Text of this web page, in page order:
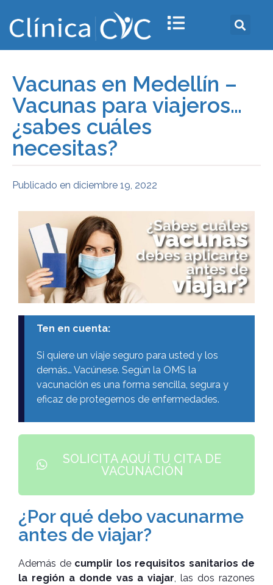
Vacunas en Medellín –
Vacunas para viajeros…
¿sabes cuáles
necesitas?
Publicado en diciembre 19, 2022
Ten en cuenta:
Si quiere un viaje seguro para usted y los
demás… Vacúnese. Según la OMS la
vacunación es una forma sencilla, segura y
eficaz de protegernos de enfermedades.
SOLICITA AQUÍ TU CITA DE
VACUNACIÓN
¿Por qué debo vacunarme
antes de viajar?
Además de cumplir los requisitos sanitarios de
la región a donde vas a viajar, las dos razones